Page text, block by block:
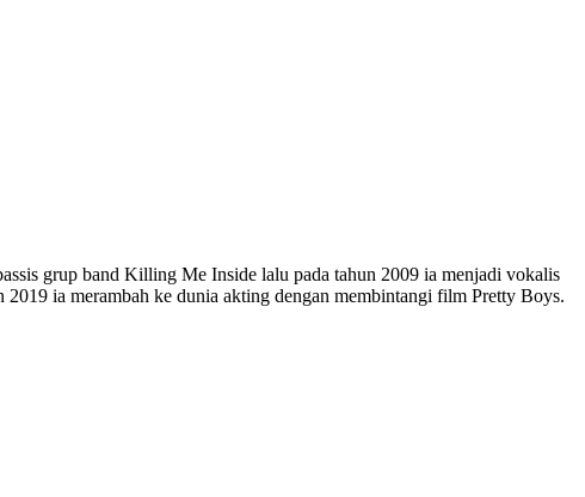
grup band Killing Me Inside lalu pada tahun 2009 ia menjadi vokalis
ia merambah ke dunia akting dengan membintangi film Pretty Boys.